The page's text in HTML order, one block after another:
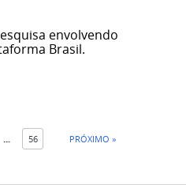
envolvendo
Brasil.
56 PRÓXIMO »